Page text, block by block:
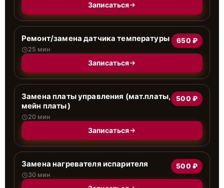
Записаться
Ремонт/замена датчика температуры
25 мин
650 ₽
Записаться
Замена платы управления (мат.платы,
мейн платы)
20 мин
500 ₽
Записаться
Замена нагревателя испарителя
30 мин
500 ₽